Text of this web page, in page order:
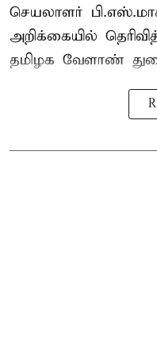
செயலாளர்
அறிக்கையில்
தமிழக வேளாண்